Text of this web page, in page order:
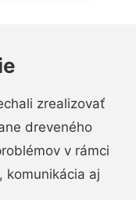
zrealizovať
dreveného
v rámci
komunikácia aj